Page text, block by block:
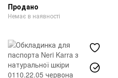
Продано
Немає в наявності